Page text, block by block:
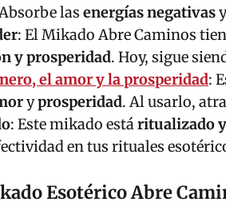
las energías negativas
: El Mikado Abre Caminos
y prosperidad. Hoy, sigue
el amor y la prosperidad:
yprosperidad. Al usarlo,
: Este mikado estáritualizado
en tus rituales
Esotérico Abre